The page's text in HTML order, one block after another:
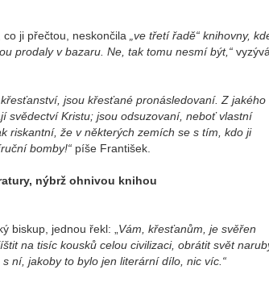
ji přečtou, neskončila „ve třetí řadě“ knihovny,
prodaly v bazaru. Ne, tak tomu nesmí být,“
jsou křesťané pronásledovaní. Z jakého
svědectví Kristu; jsou odsuzovaní, neboť vlastní
riskantní, že v některých zemích se s tím, kdo ji
bomby!“ píše František.
nýbrž ohnivou knihou
biskup, jednou řekl: „Vám, křesťanům, je svěřen
na tisíc kousků celou civilizaci, obrátit svět
ní, jakoby to bylo jen literární dílo, nic víc.“